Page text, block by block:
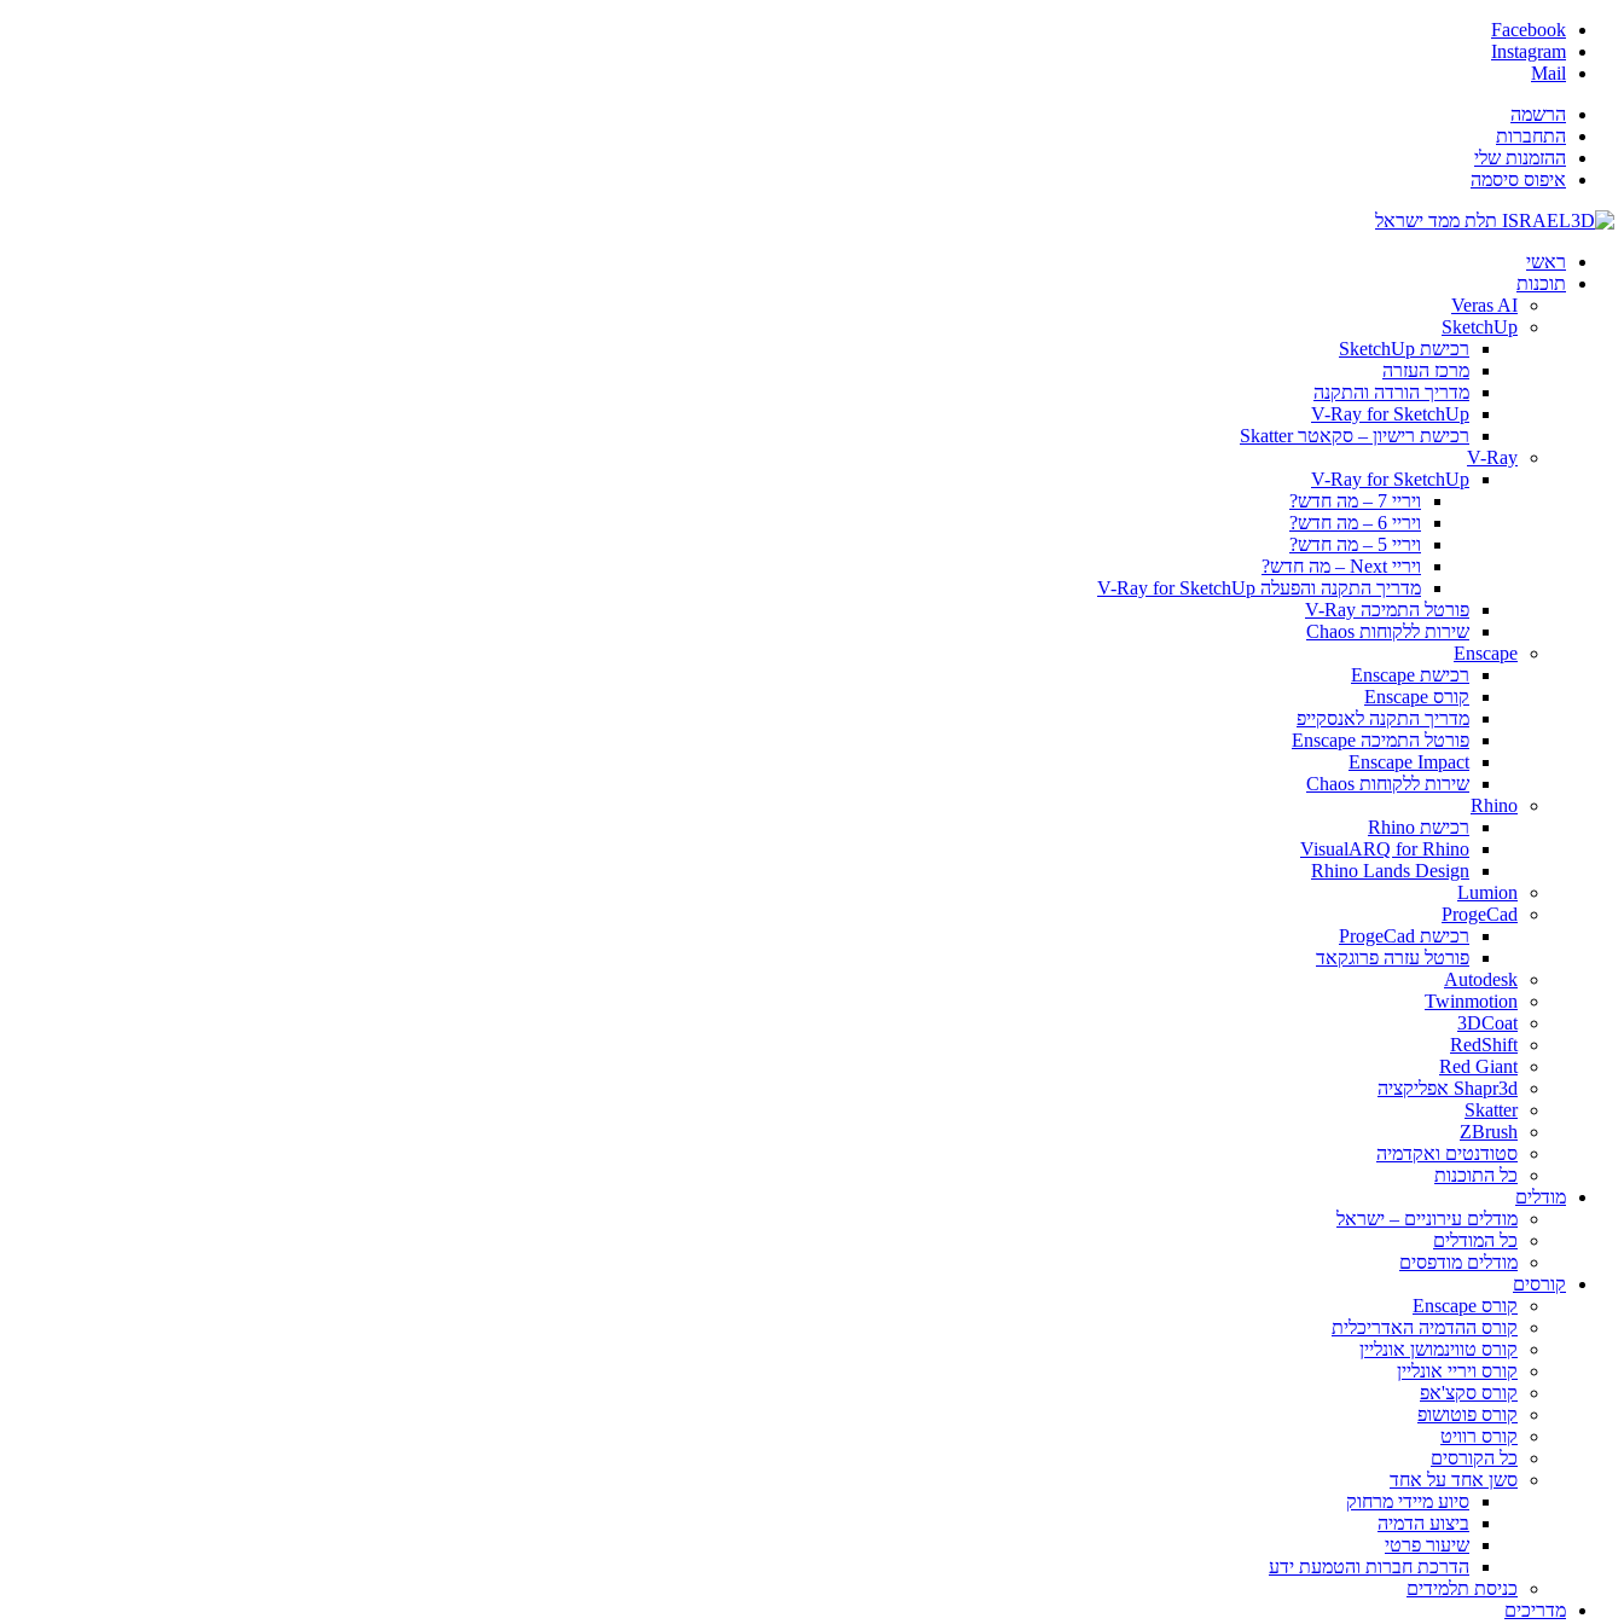
Facebook
Instagram
Mail
הרשמה
התחברות
ההזמנות שלי
איפוס סיסמה
ראשי
תוכנות
Veras AI
SketchUp
רכישת SketchUp
מרכז העזרה
מדריך הורדה והתקנה
V-Ray for SketchUp
רכישת רישיון – סקאטר Skatter
V-Ray
V-Ray for SketchUp
ויריי 7 – מה חדש?
ויריי 6 – מה חדש?
ויריי 5 – מה חדש?
ויריי Next – מה חדש?
מדריך התקנה והפעלה V-Ray for SketchUp
פורטל התמיכה V-Ray
שירות ללקוחות Chaos
Enscape
רכישת Enscape
קורס Enscape
מדריך התקנה לאנסקייפ
פורטל התמיכה Enscape
Enscape Impact
שירות ללקוחות Chaos
Rhino
רכישת Rhino
VisualARQ for Rhino
Rhino Lands Design
Lumion
ProgeCad
רכישת ProgeCad
פורטל עזרה פרוגקאד
Autodesk
Twinmotion
3DCoat
RedShift
Red Giant
Shapr3d אפליקציה
Skatter
ZBrush
סטודנטים ואקדמיה
כל התוכנות
מודלים
מודלים עירוניים – ישראל
כל המודלים
מודלים מודפסים
קורסים
קורס Enscape
קורס ההדמיה האדריכלית
קורס טווינמושן אונליין
קורס ויריי אונליין
קורס סקצ'אפ
קורס פוטושופ
קורס רוויט
כל הקורסים
סשן אחד על אחד
סיוע מיידי מרחוק
ביצוע הדמיה
שיעור פרטי
הדרכת חברות והטמעת ידע
כניסת תלמידים
מדריכים